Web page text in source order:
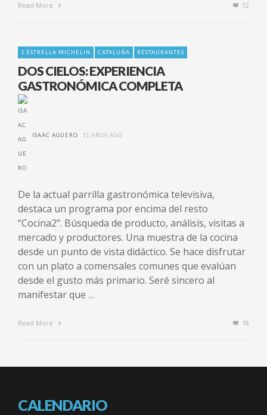
Read More 12
1 ESTRELLA MICHELIN CATALUÑA RESTAURANTES
DOS CIELOS: EXPERIENCIA
GASTRONÓMICA COMPLETA
ISAAC AGUERO 11 AÑOS AGO
De la actual parrilla gastronómica televisiva,
destaca un programa por encima del resto
“Cocina2”. Búsqueda de producto, análisis, visitas a
mercado y productores. Una muestra de la cocina
desde un punto de vista didáctico. Se hace disfrutar
con un plato a comensales comunes que evalúan
desde el gusto más primario. Seré sincero al
manifestar que …
Read More 18
CALENDARIO